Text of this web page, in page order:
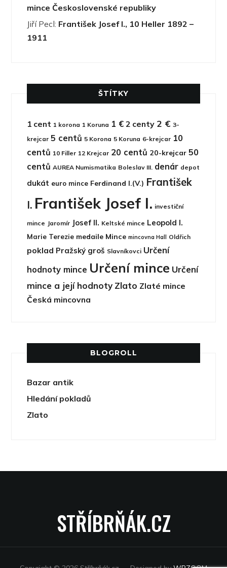
mince Československé republiky
Jiří Pecl: František Josef I., 10 Heller 1892 –
1911
ŠTÍTKY
1 cent 1 korona 1 Koruna 1 € 2 centy 2 € 3-
krejcar 5 centů 5 Korona 5 Koruna 6-krejcar 10
centů 10 Filler 12 Krejcar 20 centů 20-krejcar 50
centů AUREA Numismatika Boleslav III. denár depot
dukát euro mince Ferdinand I.(V.) František
I. František Josef I. investiční
mince Jaromír Josef II. Keltské mince Leopold I.
Marie Terezie medaile Mince mincovna Hall Oldřich
poklad Pražský groš Slavníkovci Určení
hodnoty mince Určení mince Určení
mince a její hodnoty Zlato Zlaté mince
Česká mincovna
BLOGROLL
Bazar antik
Hledání pokladů
Zlato
STŘÍBRŇÁK.CZ